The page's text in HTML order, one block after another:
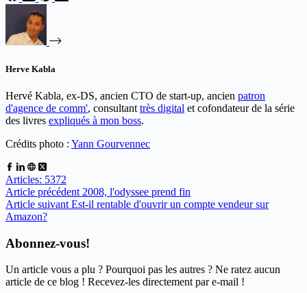
Herve Kabla
Hervé Kabla, ex-DS, ancien CTO de start-up, ancien patron
d'agence de comm', consultant très digital et cofondateur de la série
des livres expliqués à mon boss.
Crédits photo : Yann Gourvennec
Articles: 5372
Article précédent 2008, l'odyssee prend fin
Article suivant Est-il rentable d'ouvrir un compte vendeur sur
Amazon?
Abonnez-vous!
Un article vous a plu ? Pourquoi pas les autres ? Ne ratez aucun
article de ce blog ! Recevez-les directement par e-mail !